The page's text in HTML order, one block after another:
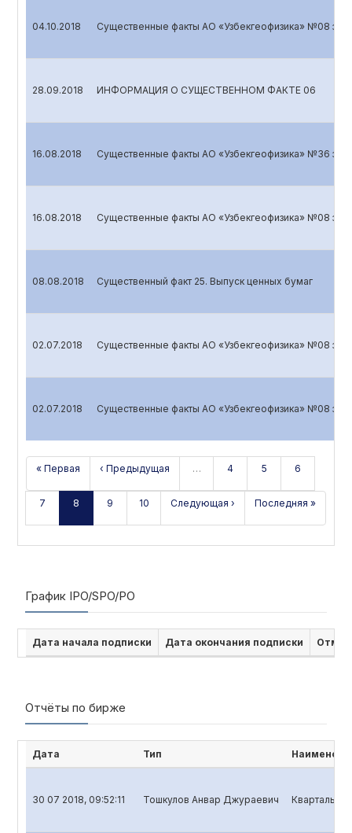
04.10.2018 Существенные факты АО «Узбекгеофизика» №08 за
28.09.2018 ИНФОРМАЦИЯ О СУЩЕСТВЕННОМ ФАКТЕ 06
16.08.2018 Существенные факты АО «Узбекгеофизика» №36 за
16.08.2018 Существенные факты АО «Узбекгеофизика» №08 за
08.08.2018 Cущественный факт 25. Выпуск ценных бумаг
02.07.2018 Существенные факты АО «Узбекгеофизика» №08 за
02.07.2018 Существенные факты АО «Узбекгеофизика» №08 за
« Первая ‹ Предыдущая … 4 5 6
7 8 9 10 Следующая › Последняя »
График IPO/SPO/PO
Дата начала подписки Дата окончания подписки
Отчёты по бирже
Дата Тип
30 07 2018, 09:52:11 Тошкулов Анвар Джураевич